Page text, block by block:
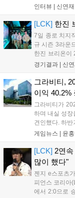
들어내면서 이
인터뷰 | 신연재
[LCK] 한진
7일 종로 치지
규 시즌 3라운
한진 브리온이
엑스를 제치고
경기결과 | 신
그라비티,
이익 40.2%
그라비티가
하며 내실 성장
견인했다. 하반
시작으로 9월 3
이’ 출시가 예
출시할 계획이
템 구축을 통해
게임뉴스 | 윤
[LCK] 2연
많이 했다"
젠지 e스포츠
피언스 코리아
에서 2:0으로